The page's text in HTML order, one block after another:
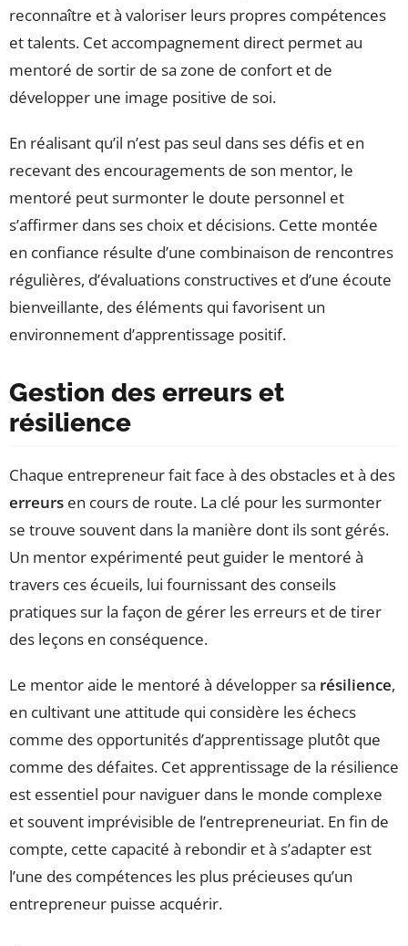
reconnaître et à valoriser leurs propres compétences
et talents. Cet accompagnement direct permet au
mentoré de sortir de sa zone de confort et de
développer une image positive de soi.
En réalisant qu’il n’est pas seul dans ses défis et en
recevant des encouragements de son mentor, le
mentoré peut surmonter le doute personnel et
s’affirmer dans ses choix et décisions. Cette montée
en confiance résulte d’une combinaison de rencontres
régulières, d’évaluations constructives et d’une écoute
bienveillante, des éléments qui favorisent un
environnement d’apprentissage positif.
Gestion des erreurs et
résilience
Chaque entrepreneur fait face à des obstacles et à des
erreurs en cours de route. La clé pour les surmonter
se trouve souvent dans la manière dont ils sont gérés.
Un mentor expérimenté peut guider le mentoré à
travers ces écueils, lui fournissant des conseils
pratiques sur la façon de gérer les erreurs et de tirer
des leçons en conséquence.
Le mentor aide le mentoré à développer sa résilience,
en cultivant une attitude qui considère les échecs
comme des opportunités d’apprentissage plutôt que
comme des défaites. Cet apprentissage de la résilience
est essentiel pour naviguer dans le monde complexe
et souvent imprévisible de l’entrepreneuriat. En fin de
compte, cette capacité à rebondir et à s’adapter est
l’une des compétences les plus précieuses qu’un
entrepreneur puisse acquérir.